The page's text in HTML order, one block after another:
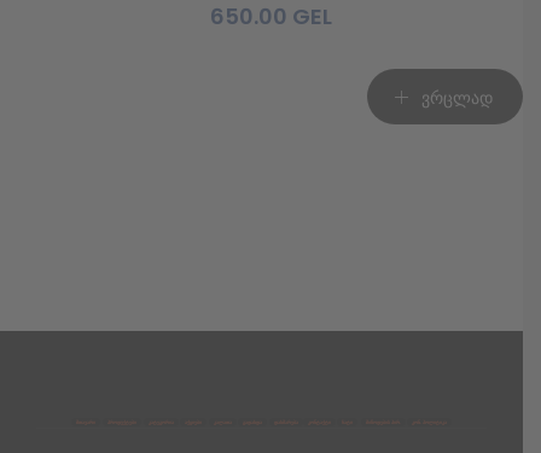
ვრცლად
650.00 GEL